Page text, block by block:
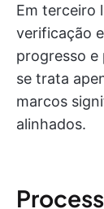
Em terceiro
verificação
progresso e
se trata
marcos
alinhados.